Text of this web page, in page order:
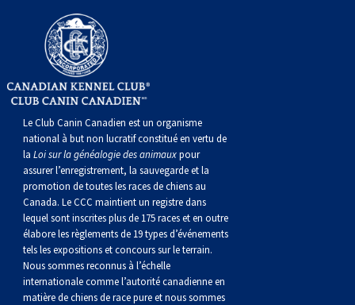
Le Club Canin Canadien est un organisme
national à but non lucratif constitué en vertu de
la Loi sur la généalogie des animauxpour
assurer l’enregistrement, la sauvegarde et la
promotion de toutes les races de chiens au
Canada. Le CCC maintient un registre dans
lequel sont inscrites plus de 175 races et en outre
élabore les règlements de 19 types d’événements
tels les expositions et concours sur le terrain.
Nous sommes reconnus à l’échelle
internationale comme l’autorité canadienne en
matière de chiens de race pure et nous sommes